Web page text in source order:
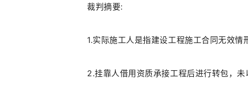
裁判摘要:
1.实际施工人是指建设工程施工合同无效
2.挂靠人借用资质承接工程后进行转包，